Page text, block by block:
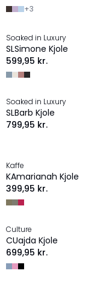
+3
NYHED
Soaked in Luxury
SLSimone Kjole
599,95 kr.
NYHED
Soaked in Luxury
SLBarb Kjole
799,95 kr.
NYHED
Kaffe
KAmarianah Kjole
399,95 kr.
NYHED
Culture
CUajda Kjole
699,95 kr.